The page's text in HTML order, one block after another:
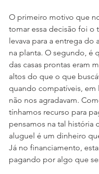
O primeiro motivo que
tomar essa decisão foi o
levava para a entrega do
na planta. O segundo, é
das casas prontas eram
altos do que o que
quando compatíveis, em
não nos agradavam.
tínhamos recurso para
pensamos na tal história
aluguel é um dinheiro
Já no financiamento,
pagando por algo que